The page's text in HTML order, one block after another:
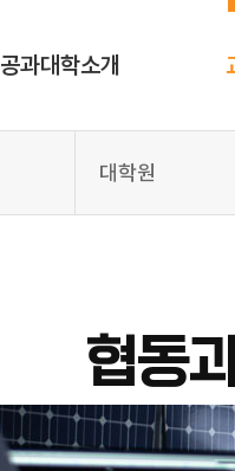
공과대학소개
대학원
협동